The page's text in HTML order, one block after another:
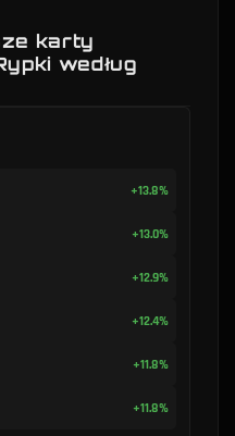
karty
według
+13.8%
+13.0%
+12.9%
+12.4%
+11.8%
+11.8%